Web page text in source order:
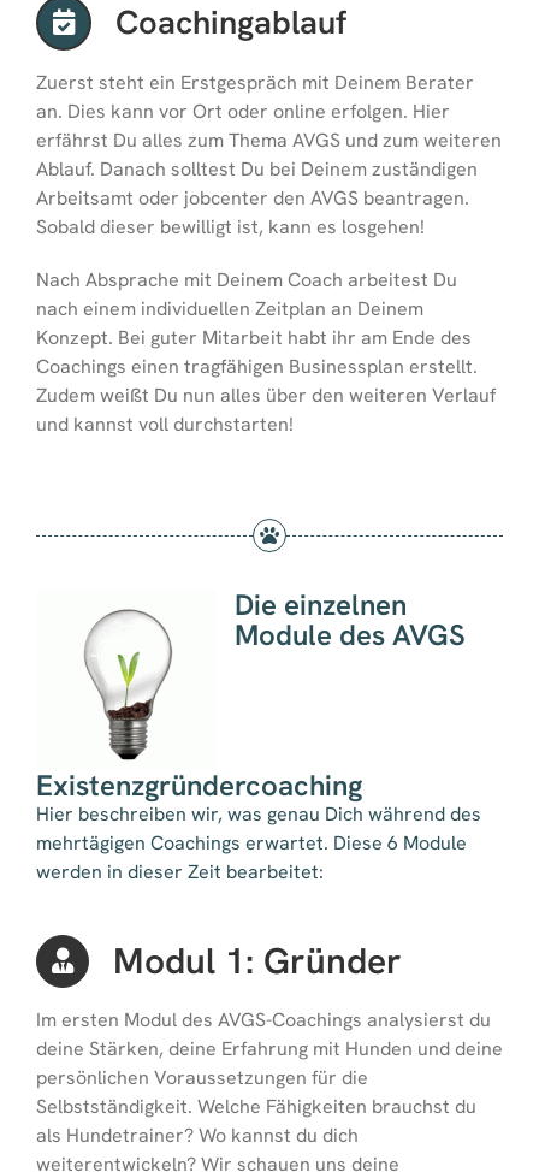
Coachingablauf
Zuerst steht ein Erstgespräch mit Deinem Berater
an. Dies kann vor Ort oder online erfolgen. Hier
erfährst Du alles zum Thema AVGS und zum weiteren
Ablauf. Danach solltest Du bei Deinem zuständigen
Arbeitsamt oder jobcenter den AVGS beantragen.
Sobald dieser bewilligt ist, kann es losgehen!
Nach Absprache mit Deinem Coach arbeitest Du
nach einem individuellen Zeitplan an Deinem
Konzept. Bei guter Mitarbeit habt ihr am Ende des
Coachings einen tragfähigen Businessplan erstellt.
Zudem weißt Du nun alles über den weiteren Verlauf
und kannst voll durchstarten!
Die einzelnen
Module des AVGS
Existenzgründercoaching
Hier beschreiben wir, was genau Dich während des
mehrtägigen Coachings erwartet. Diese 6 Module
werden in dieser Zeit bearbeitet:
Modul 1: Gründer
Im ersten Modul des AVGS-Coachings analysierst du
deine Stärken, deine Erfahrung mit Hunden und deine
persönlichen Voraussetzungen für die
Selbstständigkeit. Welche Fähigkeiten brauchst du
als Hundetrainer? Wo kannst du dich
weiterentwickeln? Wir schauen uns deine